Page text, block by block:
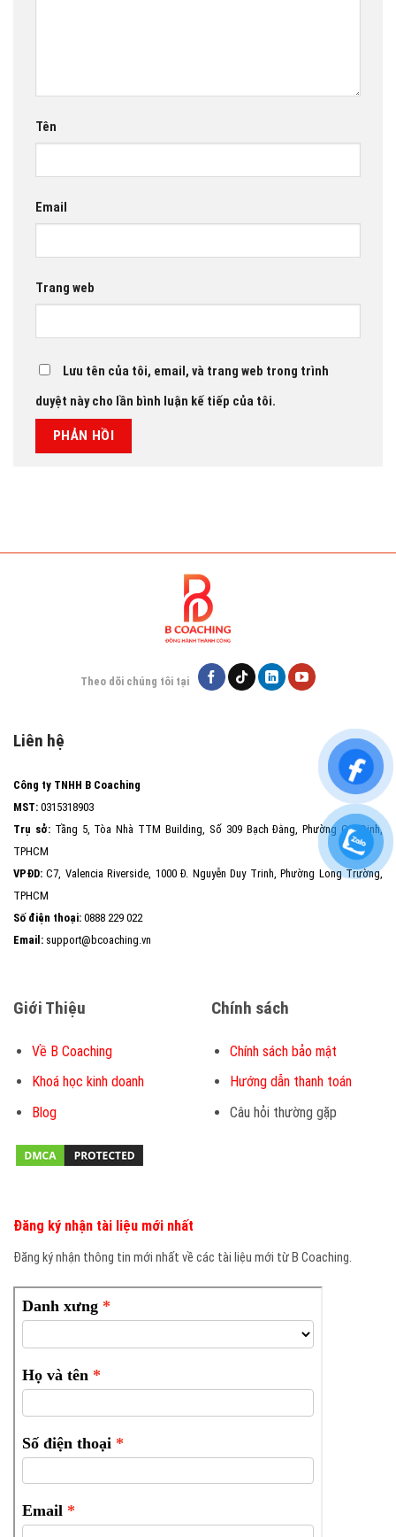
Tên
Email
Trang web
Lưu tên của tôi, email, và trang web trong trình
duyệt này cho lần bình luận kế tiếp của tôi.
Theo dõi chúng tôi tại
Liên hệ
Công ty TNHH B Coaching
MST: 0315318903
Trụ sở:Tầng 5, Tòa Nhà TTM Building, Số 309 Bạch Đằng, Phường Gia Định,
TPHCM
VPĐD: C7, Valencia Riverside, 1000 Đ. Nguyễn Duy Trinh, Phường Long Trường,
TPHCM
Số điện thoại: 0888 229 022
Email: support@bcoaching.vn
Giới Thiệu
Về B Coaching
Khoá học kinh doanh
Blog
Chính sách
Chính sách bảo mật
Hướng dẫn thanh toán
Câu hỏi thường gặp
Đăng ký nhận tài liệu mới nhất
Đăng ký nhận thông tin mới nhất về các tài liệu mới từ B Coaching.